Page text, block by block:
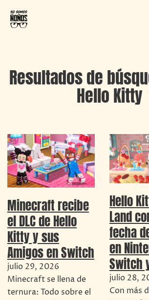
Resultados de
Hello Kitty
Minecraft recibe
el DLC de Hello
Kitty y sus
Amigos en Switch
julio 29, 2026
Minecraft se llena de
ternura: Todo sobre el
Hello
Land
fecha
en
Switch
julio 28,
Con más